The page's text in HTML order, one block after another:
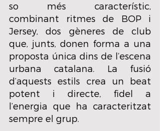
so més característic,
combinant ritmes de BOP i
Jersey, dos gèneres de club
que, junts, donen forma a una
proposta única dins de l’escena
urbana catalana. La fusió
d’aquests estils crea un beat
potent i directe, fidel a
l’energia que ha caracteritzat
sempre el grup.